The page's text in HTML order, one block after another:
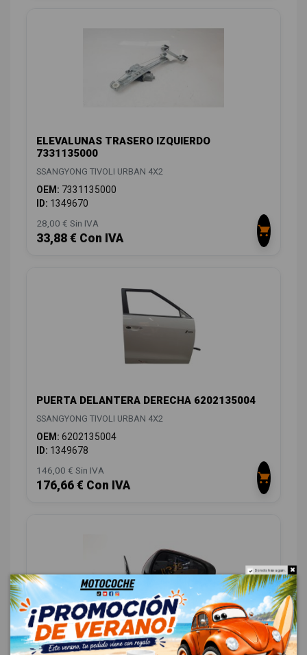
ELEVALUNAS TRASERO IZQUIERDO
7331135000
SSANGYONG TIVOLI URBAN 4X2
OEM: 7331135000
ID: 1349670
28,00 € Sin IVA
33,88 € Con IVA
PUERTA DELANTERA DERECHA 6202135004
SSANGYONG TIVOLI URBAN 4X2
OEM: 6202135004
ID: 1349678
146,00 € Sin IVA
176,66 € Con IVA
RETROVISOR DERECHO 7896A35220
Do not show again.